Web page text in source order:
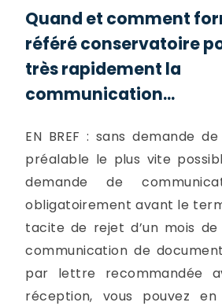
Quand et comment
référé conservatoire
très rapidement la
communication...
EN BREF : sans demande
préalable le plus vite
demande de
obligatoirement avant le
tacite de rejet d’un mois
communication de
par lettre recommandée
réception, vous pouvez